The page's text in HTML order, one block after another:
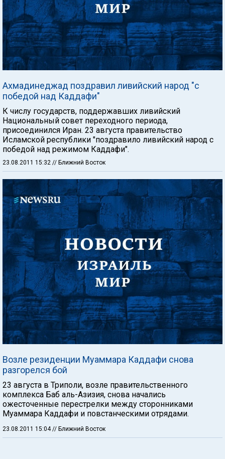
Ахмадинеджад поздравил ливийский народ "с
победой над Каддафи"
К числу государств, поддержавших ливийский
Национальный совет переходного периода,
присоединился Иран. 23 августа правительство
Исламской республики "поздравило ливийский народ с
победой над режимом Каддафи".
23.08.2011 15:32 // Ближний Восток
Возле резиденции Муаммара Каддафи снова
разгорелся бой
23 августа в Триполи, возле правительственного
комплекса Баб аль-Азизия, снова начались
ожесточенные перестрелки между сторонниками
Муаммара Каддафи и повстанческими отрядами.
23.08.2011 15:04 // Ближний Восток